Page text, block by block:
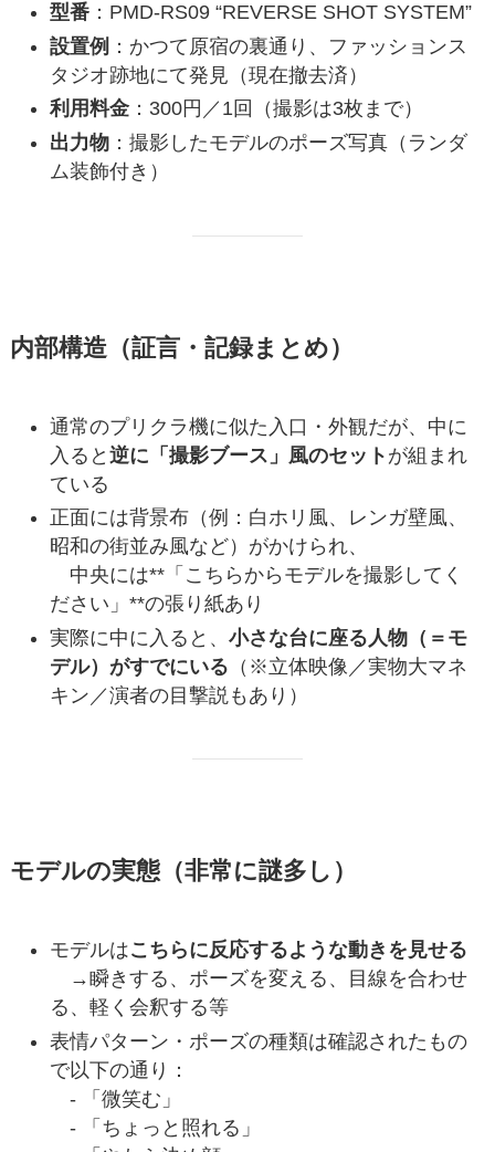
型番：PMD-RS09 “REVERSE SHOT SYSTEM”
設置例 ：かつて原宿の裏通り、ファッションス
タジオ跡地にて発見（現在撤去済）
利用料金：300円／1回（撮影は3枚まで）
出力物：撮影したモデルのポーズ写真（ランダ
ム装飾付き）
内部構造（証言・記録まとめ）
通常のプリクラ機に似た入口・外観だが、中に
入ると 逆に「撮影ブース」風のセット が組まれ
ている
正面には背景布（例：白ホリ風、レンガ壁風、
昭和の街並み風など）がかけられ、
中央には**「こちらからモデルを撮影してく
ださい」**の張り紙あり
実際に中に入ると、 小さな台に座る人物（＝モ
デル）がすでにいる （※立体映像／実物大マネ
キン／演者の目撃説もあり）
モデルの実態（非常に謎多し）
モデルはこちらに反応するような動きを見せる
→瞬きする、ポーズを変える、目線を合わせ
る、軽く会釈する等
表情パターン・ポーズの種類は確認されたもの
で以下の通り：
- 「微笑む」
- 「ちょっと照れる」